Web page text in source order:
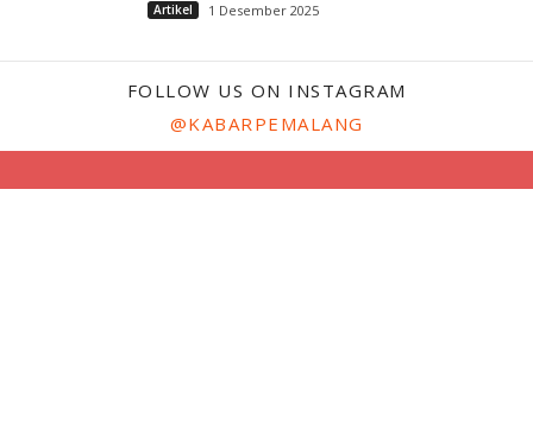
Artikel 1 Desember 2025
FOLLOW US ON INSTAGRAM
@KABARPEMALANG